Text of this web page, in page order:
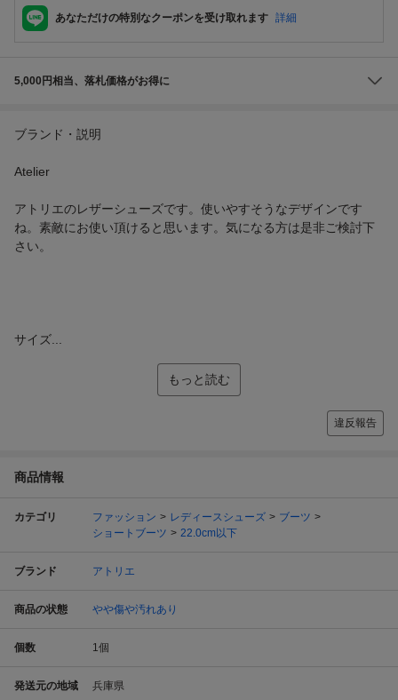
あなただけの特別なクーポンを受け取れます 詳細
5,000円相当、落札価格がお得に
ブランド・説明
Atelier
アトリエのレザーシューズです。使いやすそうなデザインです
ね。素敵にお使い頂けると思います。気になる方は是非ご検討下
さい。
サイズ...
もっと読む
違反報告
商品情報
カテゴリ ファッション レディースシューズ
ブーツ
ショートブーツ
22.0cm以下
ブランド アトリエ
商品の状態 やや傷や汚れあり
個数 1個
発送元の地域 兵庫県